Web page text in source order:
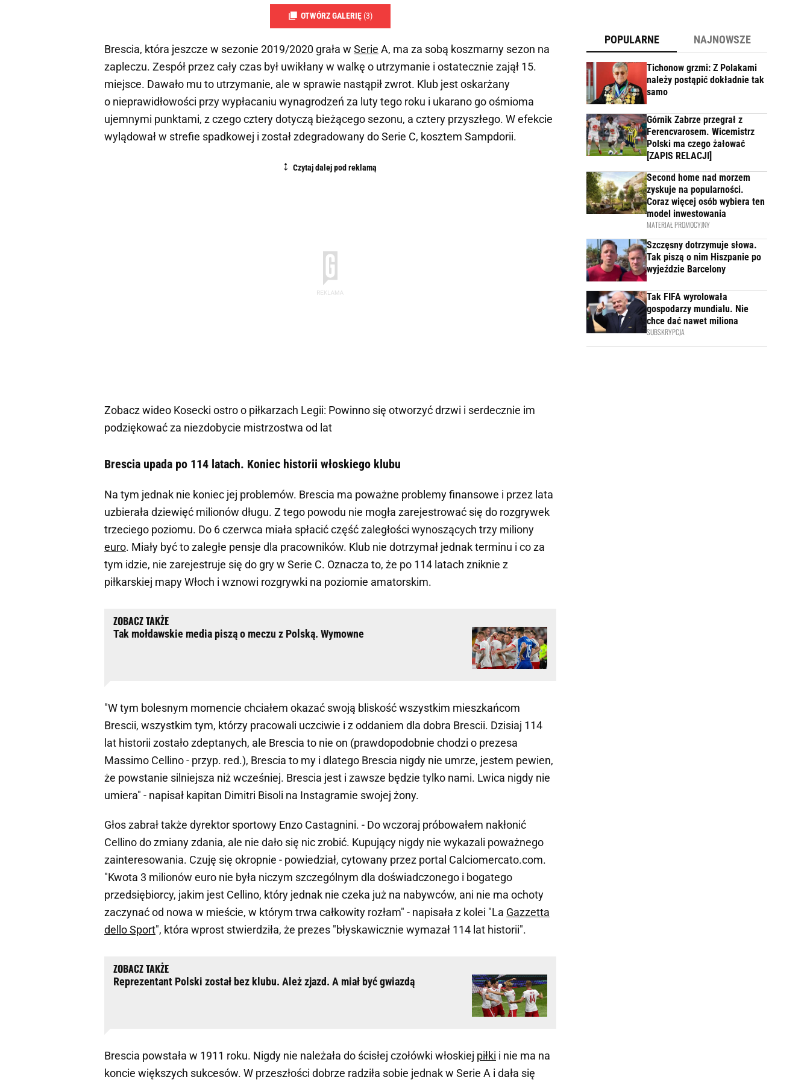
OTWÓRZ GALERIĘ (3)
Brescia, która jeszcze w sezonie 2019/2020 grała w Serie A, ma za sobą koszmarny sezon na
zapleczu. Zespół przez cały czas był uwikłany w walkę o utrzymanie i ostatecznie zajął 15.
miejsce. Dawało mu to utrzymanie, ale w sprawie nastąpił zwrot. Klub jest oskarżany
o nieprawidłowości przy wypłacaniu wynagrodzeń za luty tego roku i ukarano go ośmioma
ujemnymi punktami, z czego cztery dotyczą bieżącego sezonu, a cztery przyszłego. W efekcie
wylądował w strefie spadkowej i został zdegradowany do Serie C, kosztem Sampdorii.
Zobacz wideo Kosecki ostro o piłkarzach Legii: Powinno się otworzyć drzwi i serdecznie im
podziękować za niezdobycie mistrzostwa od lat
Brescia upada po 114 latach. Koniec historii włoskiego klubu
Na tym jednak nie koniec jej problemów. Brescia ma poważne problemy finansowe i przez lata
uzbierała dziewięć milionów długu. Z tego powodu nie mogła zarejestrować się do rozgrywek
trzeciego poziomu. Do 6 czerwca miała spłacić część zaległości wynoszących trzy miliony
euro. Miały być to zaległe pensje dla pracowników. Klub nie dotrzymał jednak terminu i co za
tym idzie, nie zarejestruje się do gry w Serie C. Oznacza to, że po 114 latach zniknie z
piłkarskiej mapy Włoch i wznowi rozgrywki na poziomie amatorskim.
Tak mołdawskie media piszą o meczu z Polską. Wymowne
"W tym bolesnym momencie chciałem okazać swoją bliskość wszystkim mieszkańcom
Brescii, wszystkim tym, którzy pracowali uczciwie i z oddaniem dla dobra Brescii. Dzisiaj 114
lat historii zostało zdeptanych, ale Brescia to nie on (prawdopodobnie chodzi o prezesa
Massimo Cellino - przyp. red.), Brescia to my i dlatego Brescia nigdy nie umrze, jestem pewien,
że powstanie silniejsza niż wcześniej. Brescia jest i zawsze będzie tylko nami. Lwica nigdy nie
umiera" - napisał kapitan Dimitri Bisoli na Instagramie swojej żony.
Głos zabrał także dyrektor sportowy Enzo Castagnini. - Do wczoraj próbowałem nakłonić
Cellino do zmiany zdania, ale nie dało się nic zrobić. Kupujący nigdy nie wykazali poważnego
zainteresowania. Czuję się okropnie - powiedział, cytowany przez portal Calciomercato.com.
"Kwota 3 milionów euro nie była niczym szczególnym dla doświadczonego i bogatego
przedsiębiorcy, jakim jest Cellino, który jednak nie czeka już na nabywców, ani nie ma ochoty
zaczynać od nowa w mieście, w którym trwa całkowity rozłam" - napisała z kolei "La Gazzetta
dello Sport", która wprost stwierdziła, że prezes "błyskawicznie wymazał 114 lat historii".
Reprezentant Polski został bez klubu. Ależ zjazd. A miał być gwiazdą
Brescia powstała w 1911 roku. Nigdy nie należała do ścisłej czołówki włoskiej piłki i nie ma na
koncie większych sukcesów. W przeszłości dobrze radziła sobie jednak w Serie A i dała się
POPULARNE NAJNOWSZE
Tichonow grzmi: Z Polakami
należy postąpić dokładnie tak
samo
Górnik Zabrze przegrał z
Ferencvarosem. Wicemistrz
Polski ma czego żałować
[ZAPIS RELACJI]
Second home nad morzem
zyskuje na popularności.
Coraz więcej osób wybiera ten
model inwestowania
MATERIAŁ PROMOCYJNY
Szczęsny dotrzymuje słowa.
Tak piszą o nim Hiszpanie po
wyjeździe Barcelony
Tak FIFA wyrolowała
gospodarzy mundialu. Nie
chce dać nawet miliona
SUBSKRYPCJA